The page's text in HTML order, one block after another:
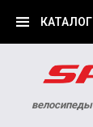
КАТАЛОГ
велосипеды